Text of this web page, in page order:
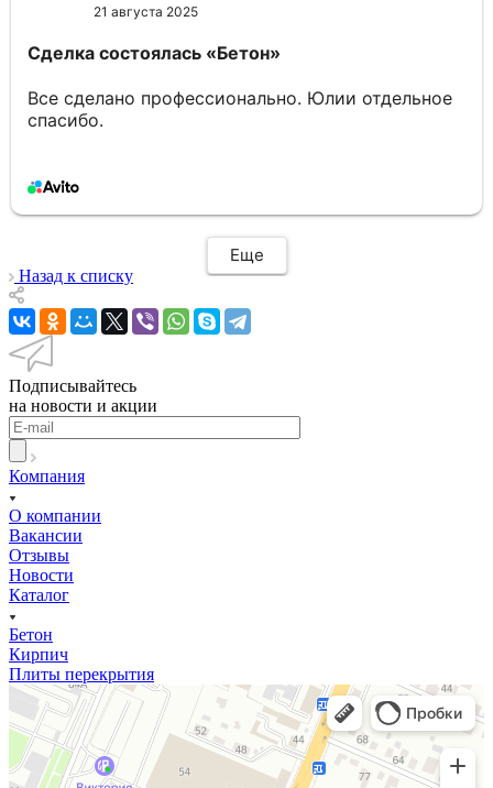
21 августа 2025
Сделка состоялась «Бетон»
Все сделано профессионально. Юлии отдельное
спасибо.
Еще
Назад к списку
Подписывайтесь
на новости и акции
Компания
О компании
Вакансии
Отзывы
Новости
Каталог
Бетон
Кирпич
Плиты перекрытия